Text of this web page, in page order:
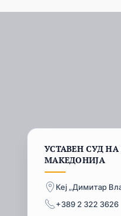
УСТАВЕН СУД
МАКЕДОНИЈА
Кеј „Димитар
+389 2 322 3626